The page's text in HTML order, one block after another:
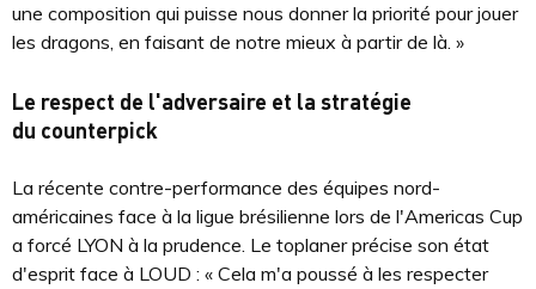
une composition qui puisse nous donner la priorité pour jouer
les dragons, en faisant de notre mieux à partir de là. »
Le respect de l'adversaire et la stratégie
du counterpick
La récente contre-performance des équipes nord-
américaines face à la ligue brésilienne lors de l'Americas Cup
a forcé LYON à la prudence. Le toplaner précise son état
d'esprit face à LOUD : « Cela m'a poussé à les respecter